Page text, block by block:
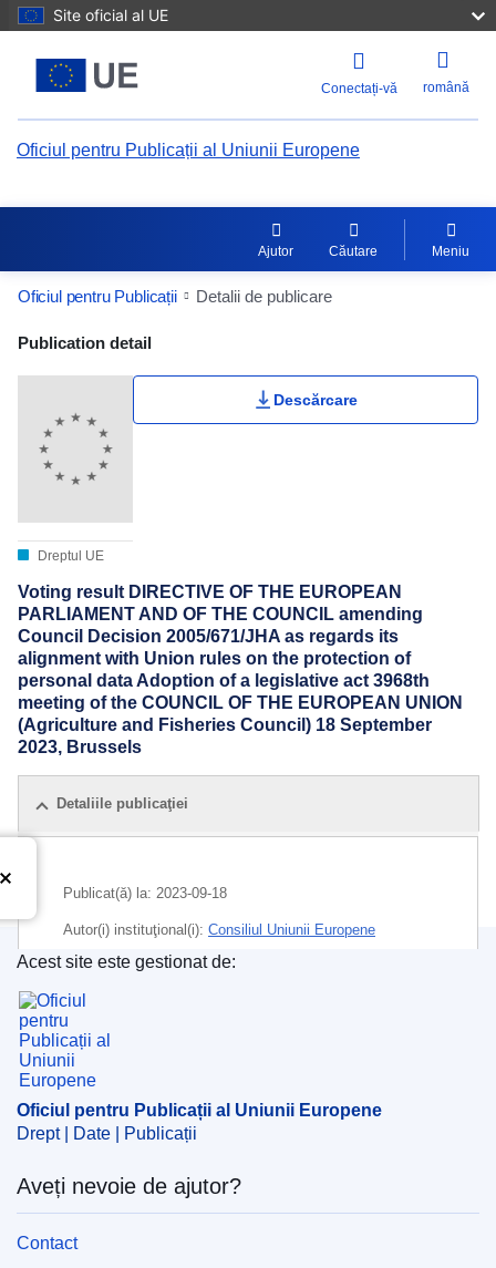
Site oficial al UE
Conectați-vă română
Oficiul pentru Publicații al Uniunii Europene
Ajutor Căutare Meniu
Oficiul pentru Publicații Detalii de publicare
Publication Detail Actions Portlet
Publication detail
Dreptul UE
Descărcare
Voting result DIRECTIVE OF THE EUROPEAN
PARLIAMENT AND OF THE COUNCIL amending
Council Decision 2005/671/JHA as regards its
alignment with Union rules on the protection of
personal data Adoption of a legislative act 3968th
meeting of the COUNCIL OF THE EUROPEAN UNION
(Agriculture and Fisheries Council) 18 September
2023, Brussels
Detaliile publicaţiei
Publicat(ă) la: 2023-09-18
Autor(i) instituţional(i): Consiliul Uniunii Europene
IMMC : ST 13078 2023 INIT
Oficiul pentru Publicații al Uniunii Europene
Acest site este gestionat de:
Oficiul pentru Publicații al Uniunii Europene
Drept | Date | Publicații
Aveți nevoie de ajutor?
Contact